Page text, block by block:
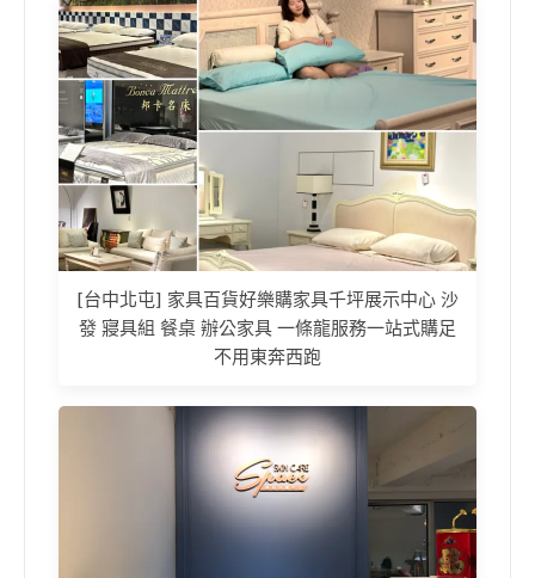
[台中北屯] 家具百貨好樂購家具千坪展示中心 沙
發 寢具組 餐桌 辦公家具 一條龍服務一站式購足
不用東奔西跑